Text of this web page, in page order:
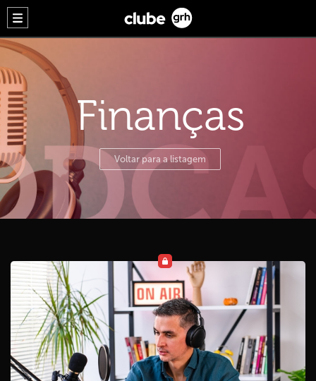
Finanças
Voltar para a listagem